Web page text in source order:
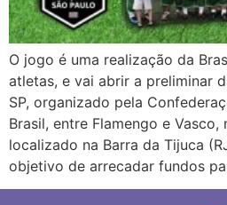
O jogo é uma realização da
atletas, e vai abrir a preliminar
SP, organizado pela
Brasil, entre Flamengo e Vasco,
localizado na Barra da Tijuca
objetivo de arrecadar fundos